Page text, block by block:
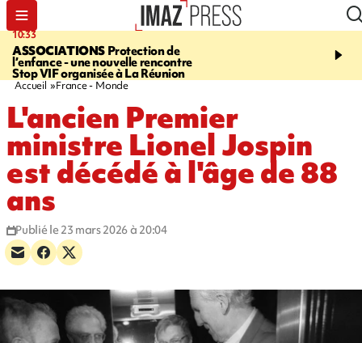
10:33
ASSOCIATIONSProtection de
l’enfance - une nouvelle rencontre
Stop VIF organisée à La Réunion
15:03
Vaste feu
l'ouest du pays, 20.000
Accueil France - Monde
L'ancien Premier
ministre Lionel Jospin
est décédé à l'âge de 88
ans
Publié le 23 mars 2026 à 20:04